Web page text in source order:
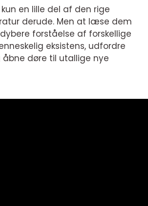
en lille del af den rige
derude. Men at læse dem
forståelse af forskellige
eksistens, udfordre
åbne døre til utallige nye